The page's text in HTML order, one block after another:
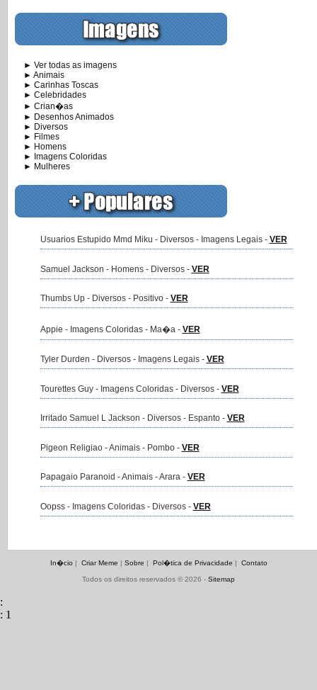
► Ver todas as imagens
► Animais
► Carinhas Toscas
► Celebridades
► Crian�as
► Desenhos Animados
► Diversos
► Filmes
► Homens
► Imagens Coloridas
► Mulheres
Usuarios Estupido Mmd Miku - Diversos - Imagens Legais - VER
Samuel Jackson - Homens - Diversos - VER
Thumbs Up - Diversos - Positivo - VER
Appie - Imagens Coloridas - Ma�a - VER
Tyler Durden - Diversos - Imagens Legais - VER
Tourettes Guy - Imagens Coloridas - Diversos - VER
Irritado Samuel L Jackson - Diversos - Espanto - VER
Pigeon Religiao - Animais - Pombo - VER
Papagaio Paranoid - Animais - Arara - VER
Oopss - Imagens Coloridas - Diversos - VER
In�cio | Criar Meme | Sobre | Pol�tica de Privacidade | Contato
Todos os direitos reservados © 2026 - Sitemap
:
: 1